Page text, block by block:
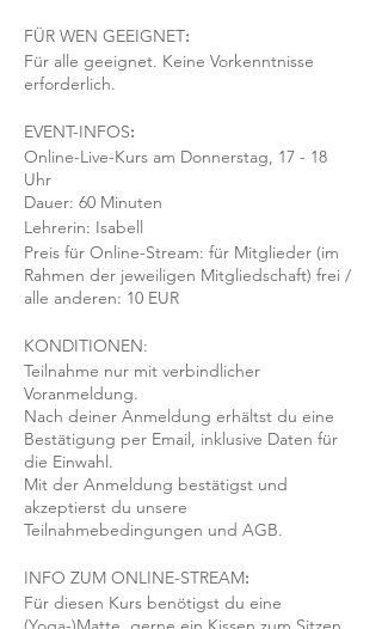
FÜR WEN GEEIGNET:
Für alle geeignet. Keine Vorkenntnisse
erforderlich.
EVENT-INFOS:
Online-Live-Kurs am Donnerstag, 17 - 18
Uhr
Dauer: 60 Minuten
Lehrerin: Isabell
Preis für Online-Stream: für Mitglieder (im
Rahmen der jeweiligen Mitgliedschaft) frei /
alle anderen: 10 EUR
KONDITIONEN:
Teilnahme nur mit verbindlicher
Voranmeldung.
Nach deiner Anmeldung erhältst du eine
Bestätigung per Email, inklusive Daten für
die Einwahl.
Mit der Anmeldung bestätigst und
akzeptierst du unsere
Teilnahmebedingungen und AGB.
INFO ZUM ONLINE-STREAM:
Für diesen Kurs benötigst du eine